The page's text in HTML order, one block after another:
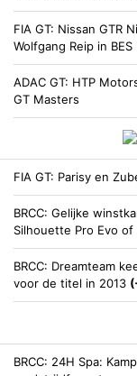
FIA GT Nissan GTR
Wolfgang Reip in BES
ADAC GT HTP
GT Masters
FIA GT Parisy en
BRCC Gelijke
Silhouette Pro Evo of
BRCC Dreamteam
voor de titel in 2013
BRCC 24H Spa: